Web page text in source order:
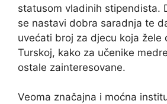
statusom vladinih stipendista.
se nastavi dobra saradnja te
uvećati broj za djecu koja žele
Turskoj, kako za učenike
ostale zainteresovane.
Veoma značajna i moćna